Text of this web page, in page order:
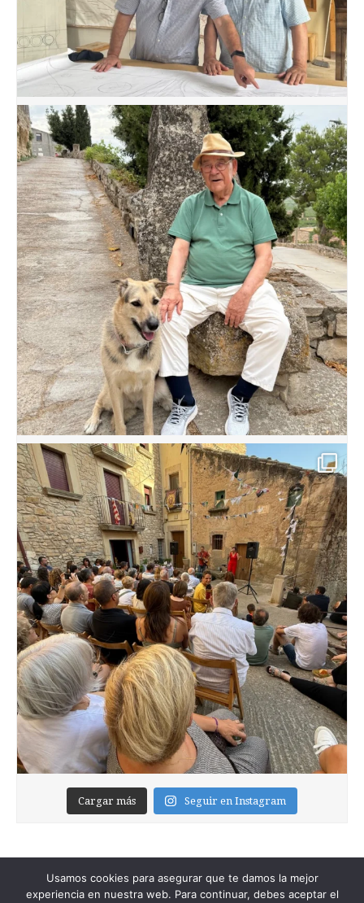
Cargar más Seguir en Instagram
Usamos cookies para asegurar que te damos la mejor
experiencia en nuestra web. Para continuar, debes aceptar el